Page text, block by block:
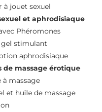
à jouet sexuel
et aphrodisiaque
Phéromones
stimulant
aphrodisiaque
de massage érotique
à massage
et huile de massage